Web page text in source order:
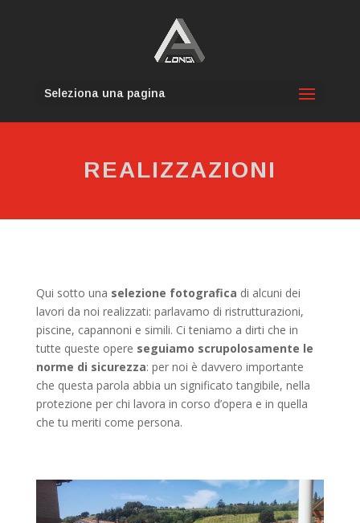
Seleziona una pagina
REALIZZAZIONI
Qui sotto una selezione fotografica di alcuni dei
lavori da noi realizzati: parlavamo di ristrutturazioni,
piscine, capannoni e simili. Ci teniamo a dirti che in
tutte queste opere seguiamo scrupolosamente le
norme di sicurezza: per noi è davvero importante
che questa parola abbia un significato tangibile, nella
protezione per chi lavora in corso d’opera e in quella
che tu meriti come persona.